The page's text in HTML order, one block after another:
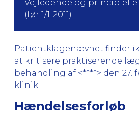
Vejledende og principielle
(før 1/1-2011)
Patientklagenævnet finder
at kritisere praktiserende
behandling af <****> den 27.
klinik.
Hændelsesforløb